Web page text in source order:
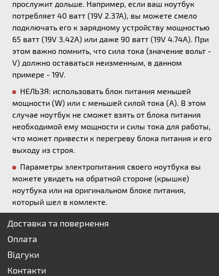
прослужит дольше. Например, если ваш ноутбук
потребляет 40 ватт (19V 2.37A), вы можете смело
подключать его к зарядному устройству мощностью
65 ватт (19V 3.42A) или даже 90 ватт (19V 4.74A). При
этом важно помнить, что сила тока (значение вольт -
V) должно оставаться неизменным, в данном
примере - 19V.
НЕЛЬЗЯ: использовать блок питания меньшей
мощности (W) или с меньшей силой тока (А). В этом
случае ноутбук не сможет взять от блока питания
необходимой ему мощности и силы тока для работы,
что может привести к перегреву блока питания и его
выходу из строя.
Параметры электропитания своего ноутбука вы
можете увидеть на обратной стороне (крышке)
ноутбука или на оригинальном блоке питания,
который шел в комлекте.
Доставка та повернення
Оплата
Відгуки
Контакти